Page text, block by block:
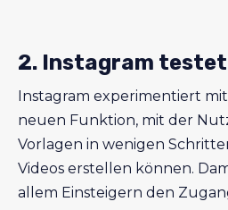
2. Instagram testet
Instagram experimentiert mit
neuen Funktion, mit der
Vorlagen in wenigen
Videos erstellen können.
allem Einsteigern den